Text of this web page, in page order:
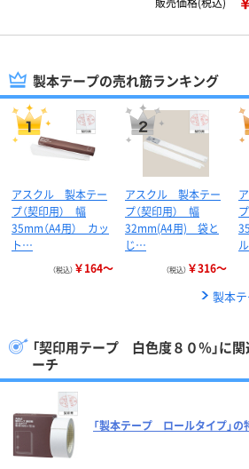
製本テープの売れ筋ランキング
アスクル 製本テー
プ（契印用） 幅
35mm（A4用） カッ
ト…
（税込） ￥164～
アスクル 製本テー
プ（契印用） 幅
32mm(A4用) 袋と
じ…
（税込） ￥316～
製本
「契印用テープ 白色度８０％」に
ーチ
「製本テープ ロールタイプ」の